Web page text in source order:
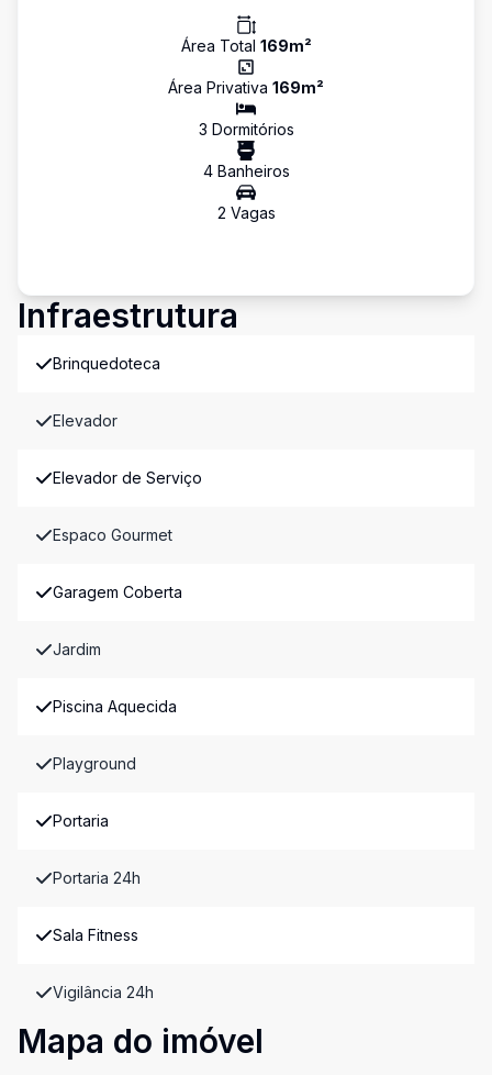
Área Total 169m²
Área Privativa 169m²
3 Dormitórios
4Banheiros
2 Vagas
Infraestrutura
Brinquedoteca
Elevador
Elevador de Serviço
Espaco Gourmet
Garagem Coberta
Jardim
Piscina Aquecida
Playground
Portaria
Portaria 24h
Sala Fitness
Vigilância 24h
Mapa do imóvel